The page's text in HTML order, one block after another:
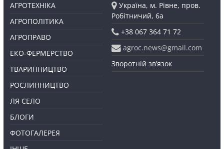
АГРОТЕХНІКА
АГРОПОЛІТИКА
АГРОПРАВО
ЕКО-ФЕРМЕРСТВО
ТВАРИННИЦТВО
РОСЛИННИЦТВО
ЛЯ СЕЛО
БЛОГИ
ФОТОГАЛЕРЕЯ
Україна, м. Рівне, пров.
Робітничий, 6а
+38 067 364 71 72
agroc.news@gmail.com
Зворотній зв’язок